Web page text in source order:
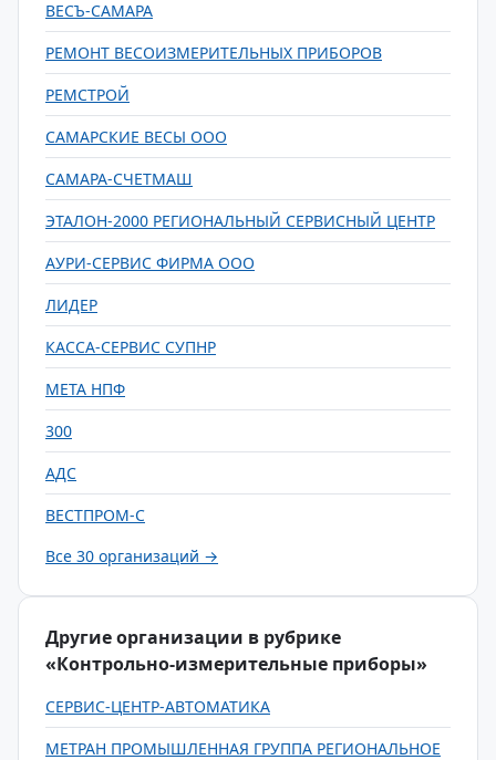
ВЕСЪ-САМАРА
РЕМОНТ ВЕСОИЗМЕРИТЕЛЬНЫХ ПРИБОРОВ
РЕМСТРОЙ
САМАРСКИЕ ВЕСЫ ООО
САМАРА-СЧЕТМАШ
ЭТАЛОН-2000 РЕГИОНАЛЬНЫЙ СЕРВИСНЫЙ ЦЕНТР
АУРИ-СЕРВИС ФИРМА ООО
ЛИДЕР
КАССА-СЕРВИС СУПНР
МЕТА НПФ
300
АДС
ВЕСТПРОМ-С
Все 30 организаций →
Другие организации в рубрике
«Контрольно-измерительные приборы»
СЕРВИС-ЦЕНТР-АВТОМАТИКА
МЕТРАН ПРОМЫШЛЕННАЯ ГРУППА РЕГИОНАЛЬНОЕ